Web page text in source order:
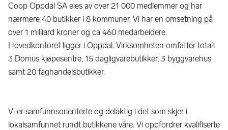
Coop Oppdal SA eies av over 21 000 medlemmer og har
nærmere 40 butikker i 8 kommuner. Vi har en omsetning på
over 1 milliard kroner og ca 460 medarbeidere.
Hovedkontoret ligger i Oppdal. Virksomheten omfatter totalt
3 Domus kjøpesentre, 15 dagligvarebutikker, 3 byggvarehus
samt 20 faghandelsbutikker.
Vi er samfunnsorienterte og delaktig i det som skjer i
lokalsamfunnet rundt butikkene våre. Vi oppfordrer kvalifiserte